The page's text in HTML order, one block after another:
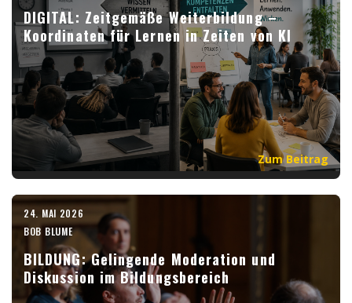
DIGITAL: Zeitgemäße Weiterbildung –
Koordinaten für Lernen in Zeiten von KI
Zum Beitrag
24. MAI 2026
BOB BLUME
BILDUNG: Gelingende Moderation und
Diskussion im Bildungsbereich